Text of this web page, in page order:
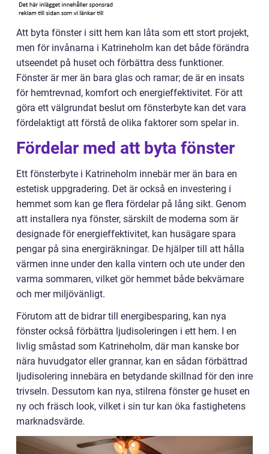
Att byta fönster i sitt hem kan låta som ett stort projekt,
men för invånarna i Katrineholm kan det både förändra
utseendet på huset och förbättra dess funktioner.
Fönster är mer än bara glas och ramar; de är en insats
för hemtrevnad, komfort och energieffektivitet. För att
göra ett välgrundat beslut om fönsterbyte kan det vara
fördelaktigt att förstå de olika faktorer som spelar in.
Fördelar med att byta fönster
Ett fönsterbyte i Katrineholm innebär mer än bara en
estetisk uppgradering. Det är också en investering i
hemmet som kan ge flera fördelar på lång sikt. Genom
att installera nya fönster, särskilt de moderna som är
designade för energieffektivitet, kan husägare spara
pengar på sina energiräkningar. De hjälper till att hålla
värmen inne under den kalla vintern och ute under den
varma sommaren, vilket gör hemmet både bekvämare
och mer miljövänligt.
Förutom att de bidrar till energibesparing, kan nya
fönster också förbättra ljudisoleringen i ett hem. I en
livlig småstad som Katrineholm, där man kanske bor
nära huvudgator eller grannar, kan en sådan förbättrad
ljudisolering innebära en betydande skillnad för den inre
trivseln. Dessutom kan nya, stilrena fönster ge huset en
ny och fräsch look, vilket i sin tur kan öka fastighetens
marknadsvärde.